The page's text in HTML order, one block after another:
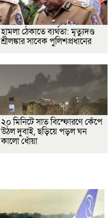
হামলা ঠেকাতে ব্যর্থতা: মৃত্যুদণ্ড
শ্রীলঙ্কার সাবেক পুলিশপ্রধানের
২০ মিনিটে সাত বিস্ফোরণে কেঁপে
উঠল দুবাই, ছড়িয়ে পড়ল ঘন
কালো ধোঁয়া